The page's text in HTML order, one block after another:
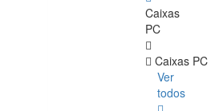
Caixas
PC
Caixas PC
Ver
todos